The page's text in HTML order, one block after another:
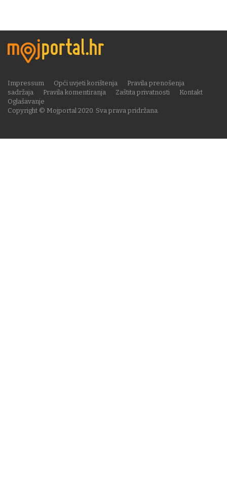
Copyright © Mojportal 2020. Sva prava pridržana.
Impressum Opći uvjeti korištenja
Pravila prenošenja
sadržaja
Pravila komentiranja Zaštita privatnosti
Kontakt
Oglašavanje